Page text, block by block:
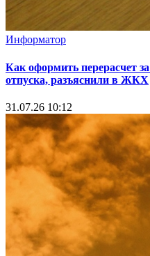
Информатор
Как оформить перерасчет
отпуска, разъяснили в ЖКХ
31.07.26 10:12